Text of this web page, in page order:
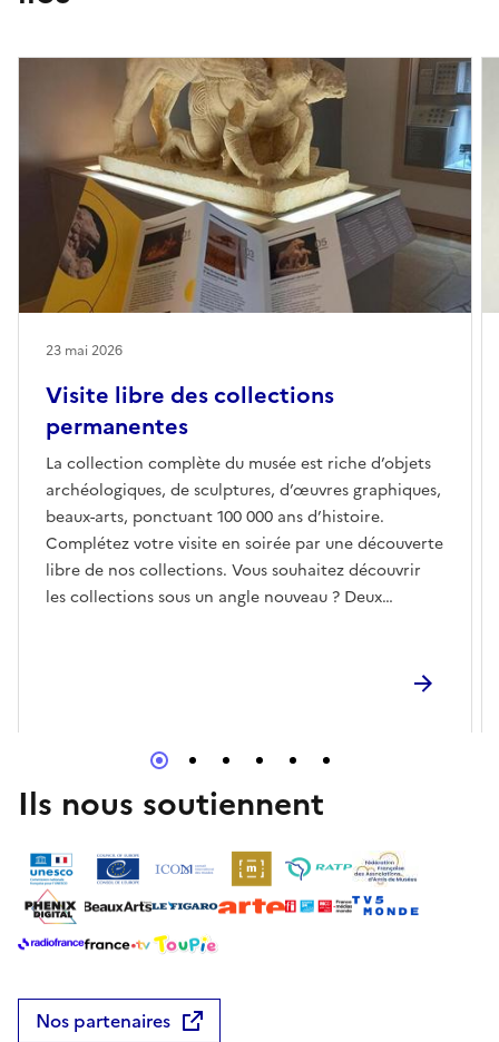
Visite libre des collections
permanentes
La collection complète du musée est riche d’objets
archéologiques, de sculptures, d’œuvres graphiques,
beaux-arts, ponctuant 100 000 ans d’histoire.
Complétez votre visite en soirée par une découverte
libre de nos collections. Vous souhaitez découvrir
les collections sous un angle nouveau ? Deux
23 mai 2026
Ils nous soutiennent
Nos partenaires